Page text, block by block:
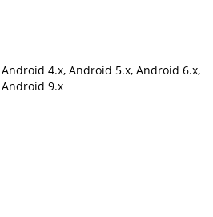
4.x, Android 5.x, Android 6.x,
9.x